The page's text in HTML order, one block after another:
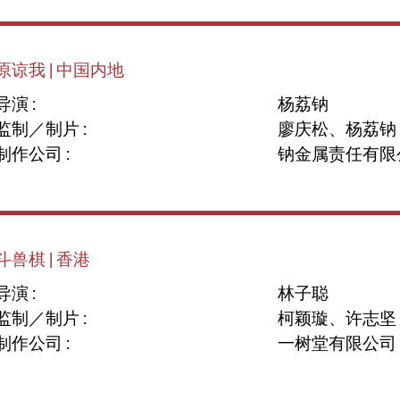
谅我 | 中国内地
演 :
杨荔钠
制／制片 :
廖庆松、杨荔钠
作公司 :
钠金属责任有
兽棋 | 香港
演 :
林子聪
制／制片 :
柯颖璇、许志坚
作公司 :
一树堂有限公司